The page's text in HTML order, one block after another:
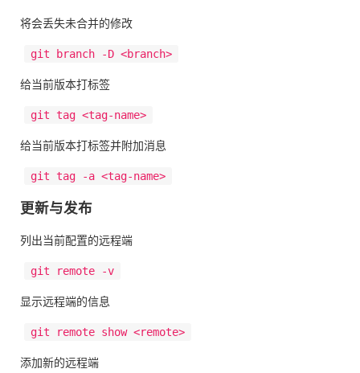
将会丢失未合并的修改
git branch -D <branch>
给当前版本打标签
git tag <tag-name>
给当前版本打标签并附加消息
git tag -a <tag-name>
更新与发布
列出当前配置的远程端
git remote -v
显示远程端的信息
git remote show <remote>
添加新的远程端